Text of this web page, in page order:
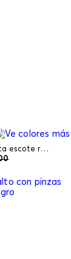
Blusa manga corta escote redondo